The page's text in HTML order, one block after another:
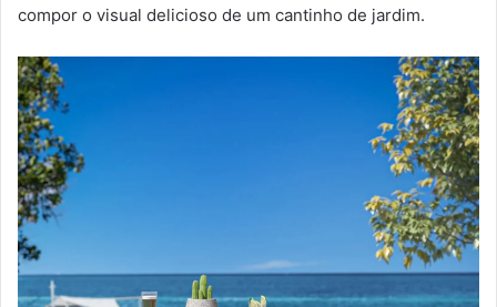
compor o visual delicioso de um cantinho de jardim.